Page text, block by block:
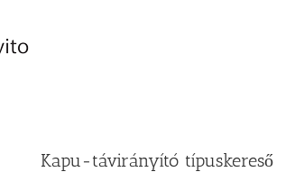
Kapu-távirányító típuskereső